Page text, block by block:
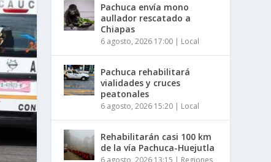
Pachuca envía mono
aullador rescatado a
Chiapas
6 agosto, 2026 17:00 | Local
Pachuca rehabilitará
vialidades y cruces
peatonales
6 agosto, 2026 15:20 | Local
Rehabilitarán casi 100 km
de la vía Pachuca-Huejutla
6 agosto, 2026 13:15 | Regiones